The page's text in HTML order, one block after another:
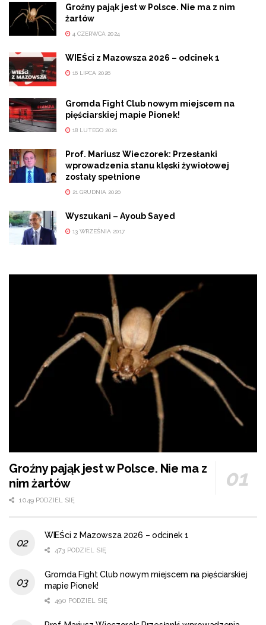
Groźny pająk jest w Polsce. Nie ma z nim
żartów
4 CZERWCA 2024
WIEŚci z Mazowsza 2026 – odcinek 1
16 LIPCA 2026
Gromda Fight Club nowym miejscem na
pięściarskiej mapie Pionek!
18 LUTEGO 2021
Prof. Mariusz Wieczorek: Przesłanki
wprowadzenia stanu klęski żywiołowej
zostały spełnione
21 GRUDNIA 2020
Wyszukani – Ayoub Sayed
13 WRZEŚNIA 2017
Groźny pająk jest w Polsce. Nie ma z
nim żartów
1049 PODZIEL SIĘ
WIEŚci z Mazowsza 2026 – odcinek 1
473 PODZIEL SIĘ
Gromda Fight Club nowym miejscem na pięściarskiej
mapie Pionek!
490 PODZIEL SIĘ